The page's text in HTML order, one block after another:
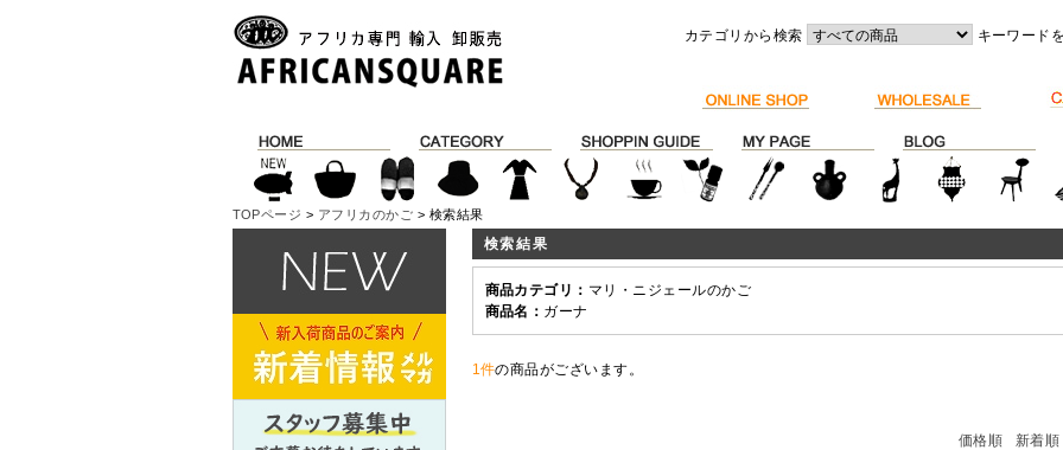
カテゴリから検索 キーワード
TOPページ > アフリカのかご > 検索結果
検索結果
商品カテゴリ： マリ・ニジェールのかご
商品名： ガーナ
1件の商品がございます。
価格順 新着順